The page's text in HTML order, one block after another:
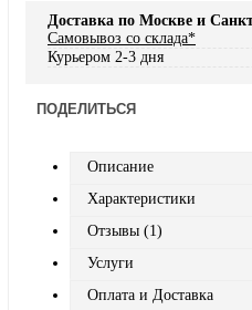
Доставка по Москве и
Самовывоз со склада*
Курьером 2-3 дня
ПОДЕЛИТЬСЯ
Описание
Характеристики
Отзывы (1)
Услуги
Оплата и Доставка